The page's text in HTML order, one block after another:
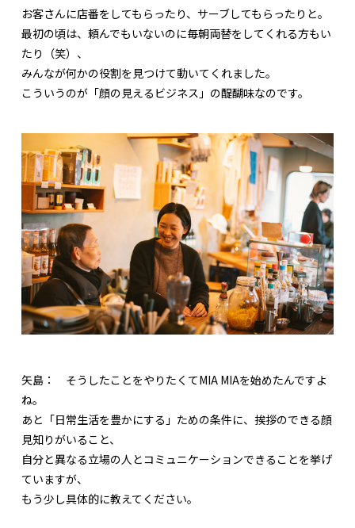
お客さんに店番をしてもらったり、サーブしてもらったりと。
最初の頃は、頼んでもいないのに毎朝両替をしてくれる方もい
たり（笑）、
みんなが何かの役割を見つけて動いてくれました。
こういうのが「顔の見えるビジネス」の醍醐味なのです。
矢島： そうしたことをやりたくてMIA MIAを始めたんですよ
ね。
あと「日常生活を豊かにする」ための条件に、挨拶のできる顔
見知りがいること、
自分と異なる立場の人とコミュニケーションできることを挙げ
ていますが、
もう少し具体的に教えてください。